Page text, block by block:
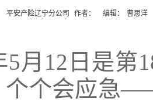
平安产险辽宁分公司 作者： 编辑： 曹思洋
5月12日是第
个个会应急